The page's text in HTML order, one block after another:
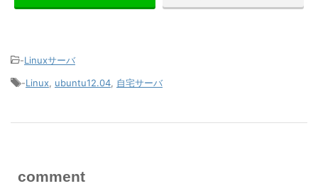
-Linuxサーバ
-Linux ubuntu12.04 自宅サーバ
comment